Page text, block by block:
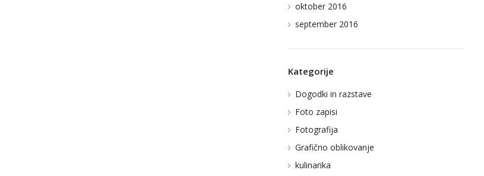
oktober 2016
september 2016
Kategorije
Dogodki in razstave
Foto zapisi
Fotografija
Grafično oblikovanje
kulinarika